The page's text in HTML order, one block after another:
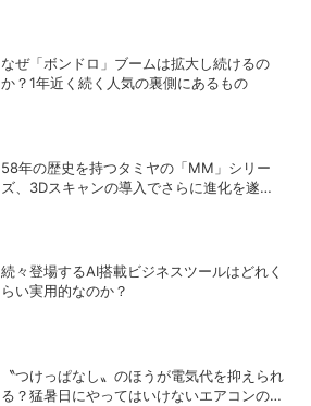
なぜ「ボンドロ」ブームは拡大し続けるの
か？1年近く続く人気の裏側にあるもの
58年の歴史を持つタミヤの「MM」シリー
ズ、3Dスキャンの導入でさらに進化を遂げ
続々登場するAI搭載ビジネスツールはどれく
らい実用的なのか？
〝つけっぱなし〟のほうが電気代を抑えられ
る？猛暑日にやってはいけないエアコンの使